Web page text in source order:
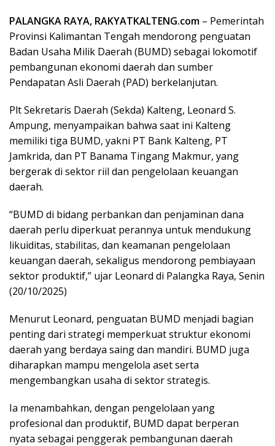
PALANGKA RAYA, RAKYATKALTENG.com – Pemerintah
Provinsi Kalimantan Tengah mendorong penguatan
Badan Usaha Milik Daerah (BUMD) sebagai lokomotif
pembangunan ekonomi daerah dan sumber
Pendapatan Asli Daerah (PAD) berkelanjutan.
Plt Sekretaris Daerah (Sekda) Kalteng, Leonard S.
Ampung, menyampaikan bahwa saat ini Kalteng
memiliki tiga BUMD, yakni PT Bank Kalteng, PT
Jamkrida, dan PT Banama Tingang Makmur, yang
bergerak di sektor riil dan pengelolaan keuangan
daerah.
“BUMD di bidang perbankan dan penjaminan dana
daerah perlu diperkuat perannya untuk mendukung
likuiditas, stabilitas, dan keamanan pengelolaan
keuangan daerah, sekaligus mendorong pembiayaan
sektor produktif,” ujar Leonard di Palangka Raya, Senin
(20/10/2025)
Menurut Leonard, penguatan BUMD menjadi bagian
penting dari strategi memperkuat struktur ekonomi
daerah yang berdaya saing dan mandiri. BUMD juga
diharapkan mampu mengelola aset serta
mengembangkan usaha di sektor strategis.
Ia menambahkan, dengan pengelolaan yang
profesional dan produktif, BUMD dapat berperan
nyata sebagai penggerak pembangunan daerah